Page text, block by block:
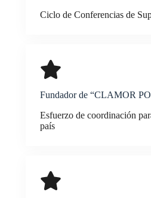
Ciclo de Conferencias de
Fundador de “CLAMOR
Esfuerzo de coordinación
país